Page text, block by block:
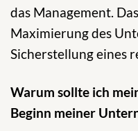
das Management.
Maximierung des
Sicherstellung eines
Warum sollte ich
Beginn meiner